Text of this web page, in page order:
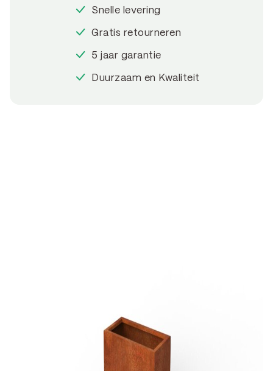
Snelle levering
Gratis retourneren
5 jaar garantie
Duurzaam en Kwaliteit